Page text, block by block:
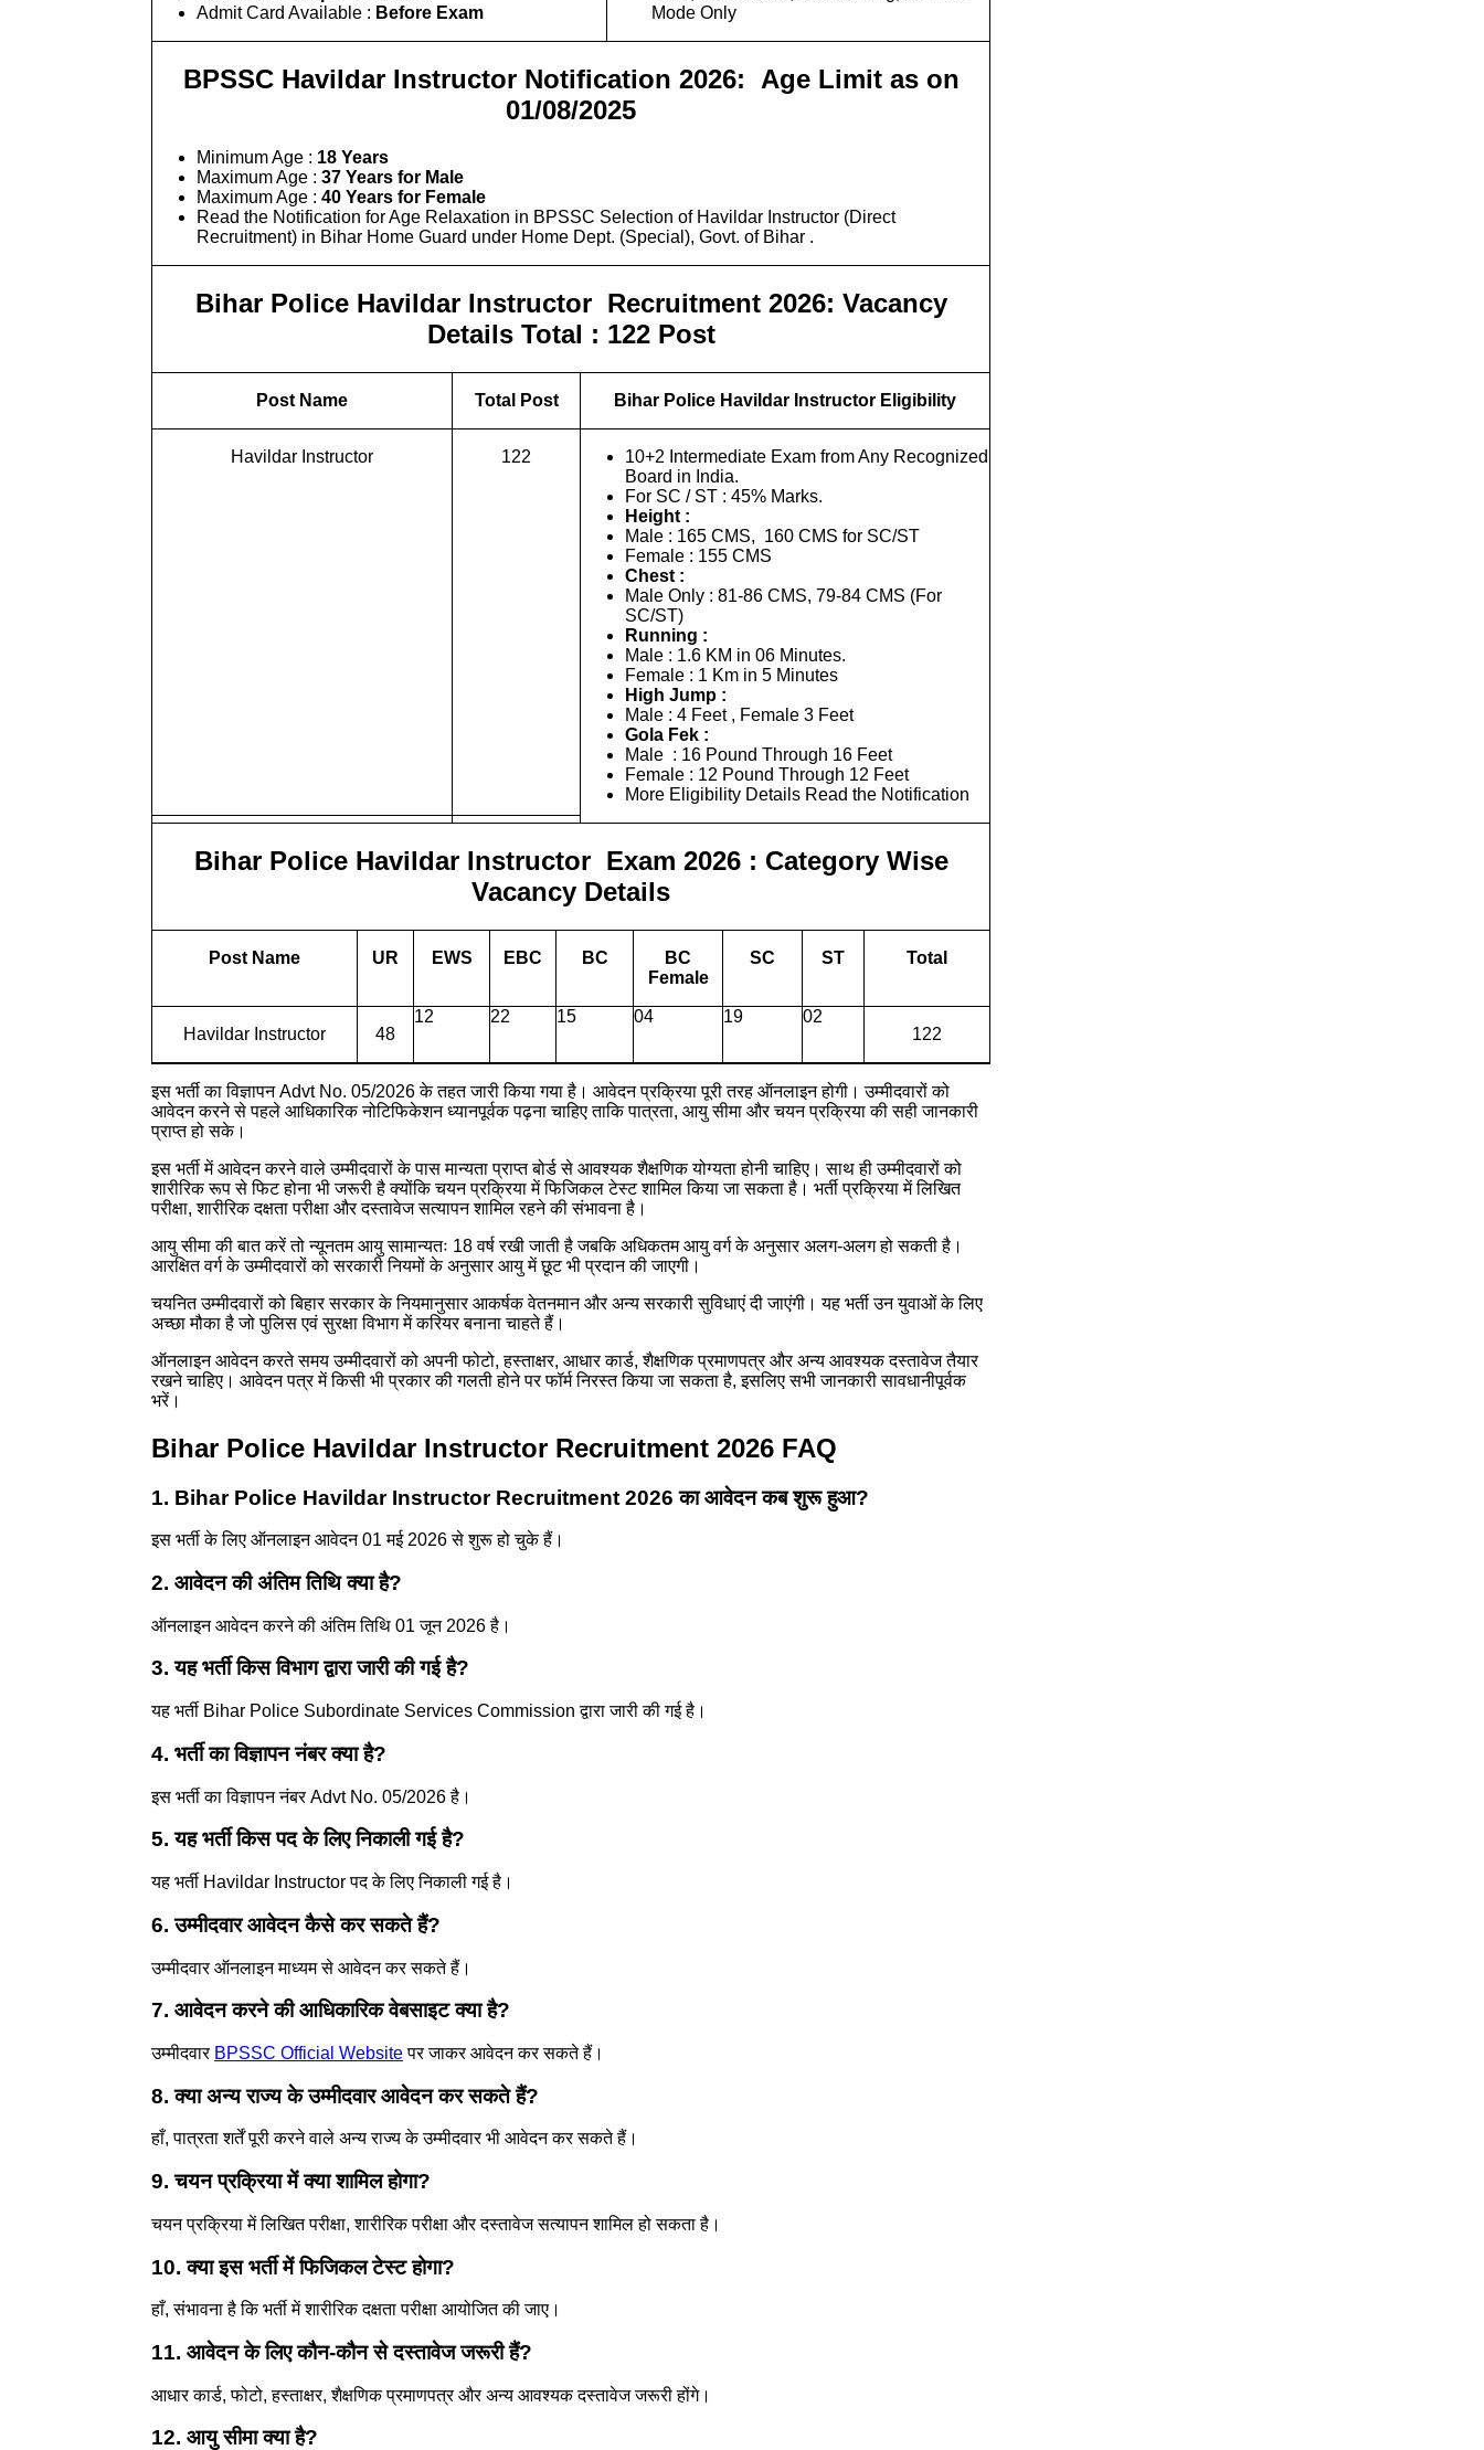
Admit Card Available : Before Exam
Mode Only
BPSSC Havildar Instructor Notification 2026: Age Limit as on
01/08/2025
Minimum Age : 18 Years
Maximum Age : 37 Years for Male
Maximum Age : 40 Years for Female
Read the Notification for Age Relaxation in BPSSC Selection of Havildar Instructor (Direct
Recruitment) in Bihar Home Guard under Home Dept. (Special), Govt. of Bihar .
Bihar Police Havildar Instructor Recruitment 2026: Vacancy
Details Total : 122 Post
Post Name Total Post Bihar Police Havildar Instructor Eligibility
Havildar Instructor 122
10+2 Intermediate Exam from Any Recognized
Board in India.
For SC / ST : 45% Marks.
Height :
Male : 165 CMS, 160 CMS for SC/ST
Female : 155 CMS
Chest :
Male Only : 81-86 CMS, 79-84 CMS (For
SC/ST)
Running :
Male : 1.6 KM in 06 Minutes.
Female : 1 Km in 5 Minutes
High Jump :
Male : 4 Feet , Female 3 Feet
Gola Fek :
Male : 16 Pound Through 16 Feet
Female : 12 Pound Through 12 Feet
More Eligibility Details Read the Notification
Bihar Police Havildar Instructor Exam 2026 : Category Wise
Vacancy Details
Post Name UR EWS EBC BC
BC
Female
SC ST Total
Havildar Instructor 48
12 22 15 04 19
02
122
इस भर्ती का विज्ञापन Advt No. 05/2026 के तहत जारी किया गया है। आवेदन प्रक्रिया पूरी तरह ऑनलाइन होगी। उम्मीदवारों को
आवेदन करने से पहले आधिकारिक नोटिफिकेशन ध्यानपूर्वक पढ़ना चाहिए ताकि पात्रता, आयु सीमा और चयन प्रक्रिया की सही जानकारी
प्राप्त हो सके।
इस भर्ती में आवेदन करने वाले उम्मीदवारों के पास मान्यता प्राप्त बोर्ड से आवश्यक शैक्षणिक योग्यता होनी चाहिए। साथ ही उम्मीदवारों को
शारीरिक रूप से फिट होना भी जरूरी है क्योंकि चयन प्रक्रिया में फिजिकल टेस्ट शामिल किया जा सकता है। भर्ती प्रक्रिया में लिखित
परीक्षा, शारीरिक दक्षता परीक्षा और दस्तावेज सत्यापन शामिल रहने की संभावना है।
आयु सीमा की बात करें तो न्यूनतम आयु सामान्यतः 18 वर्ष रखी जाती है जबकि अधिकतम आयु वर्ग के अनुसार अलग-अलग हो सकती है।
आरक्षित वर्ग के उम्मीदवारों को सरकारी नियमों के अनुसार आयु में छूट भी प्रदान की जाएगी।
चयनित उम्मीदवारों को बिहार सरकार के नियमानुसार आकर्षक वेतनमान और अन्य सरकारी सुविधाएं दी जाएंगी। यह भर्ती उन युवाओं के लिए
अच्छा मौका है जो पुलिस एवं सुरक्षा विभाग में करियर बनाना चाहते हैं।
ऑनलाइन आवेदन करते समय उम्मीदवारों को अपनी फोटो, हस्ताक्षर, आधार कार्ड, शैक्षणिक प्रमाणपत्र और अन्य आवश्यक दस्तावेज तैयार
रखने चाहिए। आवेदन पत्र में किसी भी प्रकार की गलती होने पर फॉर्म निरस्त किया जा सकता है, इसलिए सभी जानकारी सावधानीपूर्वक
भरें।
Bihar Police Havildar Instructor Recruitment 2026 FAQ
1. Bihar Police Havildar Instructor Recruitment 2026 का आवेदन कब शुरू हुआ?
इस भर्ती के लिए ऑनलाइन आवेदन 01 मई 2026 से शुरू हो चुके हैं।
2. आवेदन की अंतिम तिथि क्या है?
ऑनलाइन आवेदन करने की अंतिम तिथि 01 जून 2026 है।
3. यह भर्ती किस विभाग द्वारा जारी की गई है?
यह भर्ती Bihar Police Subordinate Services Commission द्वारा जारी की गई है।
4. भर्ती का विज्ञापन नंबर क्या है?
इस भर्ती का विज्ञापन नंबर Advt No. 05/2026 है।
5. यह भर्ती किस पद के लिए निकाली गई है?
यह भर्ती Havildar Instructor पद के लिए निकाली गई है।
6. उम्मीदवार आवेदन कैसे कर सकते हैं?
उम्मीदवार ऑनलाइन माध्यम से आवेदन कर सकते हैं।
7. आवेदन करने की आधिकारिक वेबसाइट क्या है?
उम्मीदवार BPSSC Official Websiteपर जाकर आवेदन कर सकते हैं।
8. क्या अन्य राज्य के उम्मीदवार आवेदन कर सकते हैं?
हाँ, पात्रता शर्तें पूरी करने वाले अन्य राज्य के उम्मीदवार भी आवेदन कर सकते हैं।
9. चयन प्रक्रिया में क्या शामिल होगा?
चयन प्रक्रिया में लिखित परीक्षा, शारीरिक परीक्षा और दस्तावेज सत्यापन शामिल हो सकता है।
10. क्या इस भर्ती में फिजिकल टेस्ट होगा?
हाँ, संभावना है कि भर्ती में शारीरिक दक्षता परीक्षा आयोजित की जाए।
11. आवेदन के लिए कौन-कौन से दस्तावेज जरूरी हैं?
आधार कार्ड, फोटो, हस्ताक्षर, शैक्षणिक प्रमाणपत्र और अन्य आवश्यक दस्तावेज जरूरी होंगे।
12. आयु सीमा क्या है?